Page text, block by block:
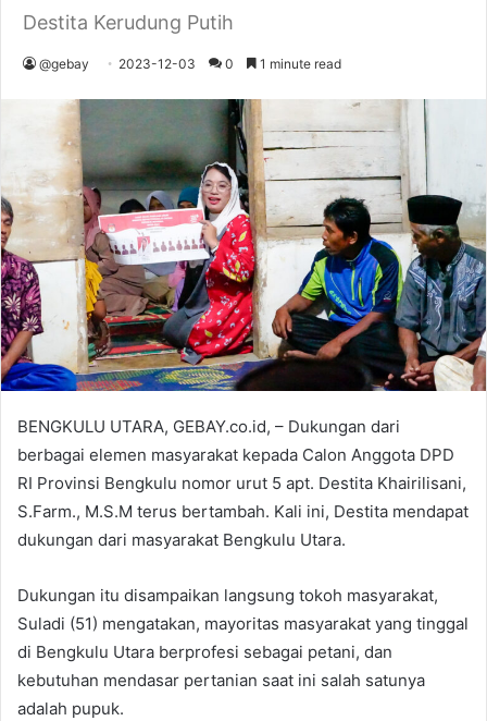
Destita Kerudung Putih
@gebay 2023-12-03 0 1 minute read
BENGKULU UTARA, GEBAY.co.id, – Dukungan dari
berbagai elemen masyarakat kepada Calon Anggota DPD
RI Provinsi Bengkulu nomor urut 5 apt. Destita Khairilisani,
S.Farm., M.S.M terus bertambah. Kali ini, Destita mendapat
dukungan dari masyarakat Bengkulu Utara.
Dukungan itu disampaikan langsung tokoh masyarakat,
Suladi (51) mengatakan, mayoritas masyarakat yang tinggal
di Bengkulu Utara berprofesi sebagai petani, dan
kebutuhan mendasar pertanian saat ini salah satunya
adalah pupuk.